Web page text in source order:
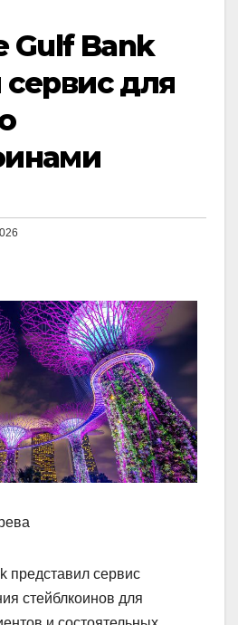
Gulf Bank
сервис для
представил сервис
стейблкоинов для